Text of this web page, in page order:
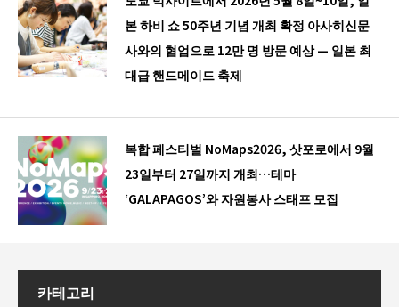
본 하비 쇼 50주년 기념 개최 확정 아사히신문
사와의 협업으로 12만 명 방문 예상 — 일본 최
대급 핸드메이드 축제
복합 페스티벌 NoMaps2026, 삿포로에서 9월
23일부터 27일까지 개최…테마
‘GALAPAGOS’와 자원봉사 스태프 모집
카테고리